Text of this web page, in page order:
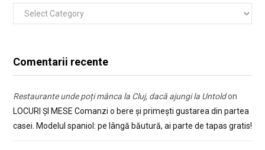
Categorii
Comentarii recente
Restaurante unde poți mânca la Cluj, dacă ajungi la Untoldon
LOCURI ȘI MESE Comanzi o bere și primești gustarea din partea
casei. Modelul spaniol: pe lângă băutură, ai parte de tapas gratis!